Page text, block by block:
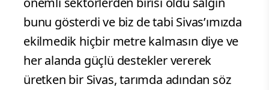
bunu gösterdi ve biz de tabi Sivas’ımızda
ekilmedik hiçbir metre kalmasın diye ve
her alanda güçlü destekler vererek
üretken bir Sivas, tarımda adından söz